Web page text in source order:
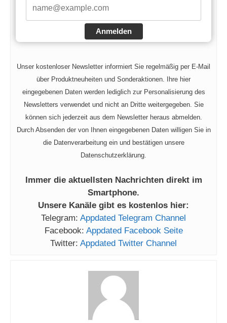
Anmelden
Unser kostenloser Newsletter informiert Sie regelmäßig per E-Mail
über Produktneuheiten und Sonderaktionen. Ihre hier
eingegebenen Daten werden lediglich zur Personalisierung des
Newsletters verwendet und nicht an Dritte weitergegeben. Sie
können sich jederzeit aus dem Newsletter heraus abmelden.
Durch Absenden der von Ihnen eingegebenen Daten willigen Sie in
die Datenverarbeitung ein und bestätigen unsere
Datenschutzerklärung.
Immer die aktuellsten Nachrichten direkt im
Smartphone.
Unsere Kanäle gibt es kostenlos hier:
Telegram: Appdated Telegram Channel
Facebook: Appdated Facebook Seite
Twitter: Appdated Twitter Channel